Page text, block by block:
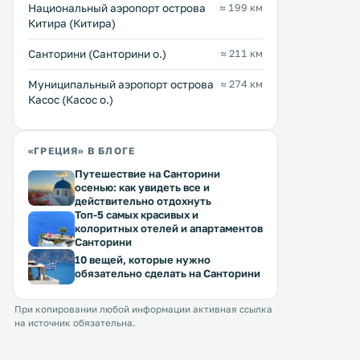
Национальный аэропорт острова
Китира (Китира)
≈ 199 км
Санторини (Санторини о.) ≈ 211 км
Муниципальный аэропорт острова
Касос (Касос о.)
≈ 274 км
«ГРЕЦИЯ» В БЛОГЕ
Путешествие на Санторини
осенью: как увидеть все и
действительно отдохнуть
Топ-5 самых красивых и
колоритных отелей и апартаментов
Санторини
10 вещей, которые нужно
обязательно сделать на Санторини
При копировании любой информации активная ссылка
на источник обязательна.